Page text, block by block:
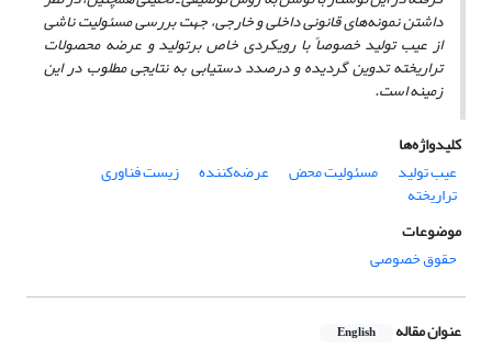
داشتن نمونه‌های قانونی داخلی و خارجی‌، جهت بررسی مسئولیت ناشی
از عیب تولید خصوصاً با رویکردی خاص برتولید و عرضه محصولات
تراریخته تدوین گردیده و در‌صدد دستیابی به نتایجی مطلوب در این
زمینه است.
کلیدواژه‌ها
عیب تولید
مسئولیت محض عرضه‌کننده زیست فناوری
تراریخته
موضوعات
حقوق خصوصی
عنوان مقاله English